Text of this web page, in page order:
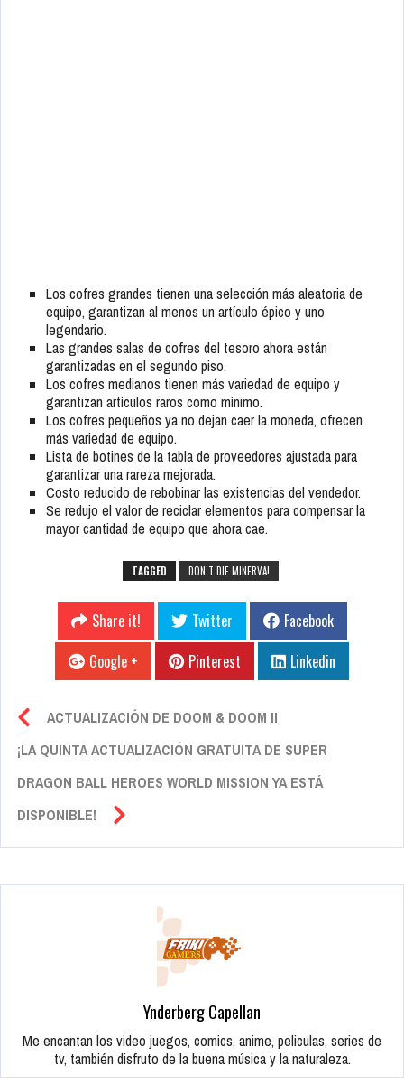
Los cofres grandes tienen una selección más aleatoria de
equipo, garantizan al menos un artículo épico y uno
legendario.
Las grandes salas de cofres del tesoro ahora están
garantizadas en el segundo piso.
Los cofres medianos tienen más variedad de equipo y
garantizan artículos raros como mínimo.
Los cofres pequeños ya no dejan caer la moneda, ofrecen
más variedad de equipo.
Lista de botines de la tabla de proveedores ajustada para
garantizar una rareza mejorada.
Costo reducido de rebobinar las existencias del vendedor.
Se redujo el valor de reciclar elementos para compensar la
mayor cantidad de equipo que ahora cae.
TAGGED DON’T DIE MINERVA!
Share it! Twitter
Facebook
Google +
Pinterest Linkedin
ACTUALIZACIÓN DE DOOM & DOOM II
¡LA QUINTA ACTUALIZACIÓN GRATUITA DE SUPER
DRAGON BALL HEROES WORLD MISSION YA ESTÁ
DISPONIBLE!
Ynderberg Capellan
Me encantan los video juegos, comics, anime, peliculas, series de
tv, también disfruto de la buena música y la naturaleza.